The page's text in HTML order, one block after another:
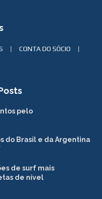
CONTA DO SÓCIO
pelo
do Brasil e da Argentina
de surf mais
de nível